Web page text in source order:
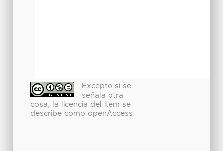
Excepto si se
señala otra
cosa, la licencia del ítem se
describe como openAccess